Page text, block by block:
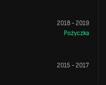
2018-2019
Pożyczka
2015 -2017